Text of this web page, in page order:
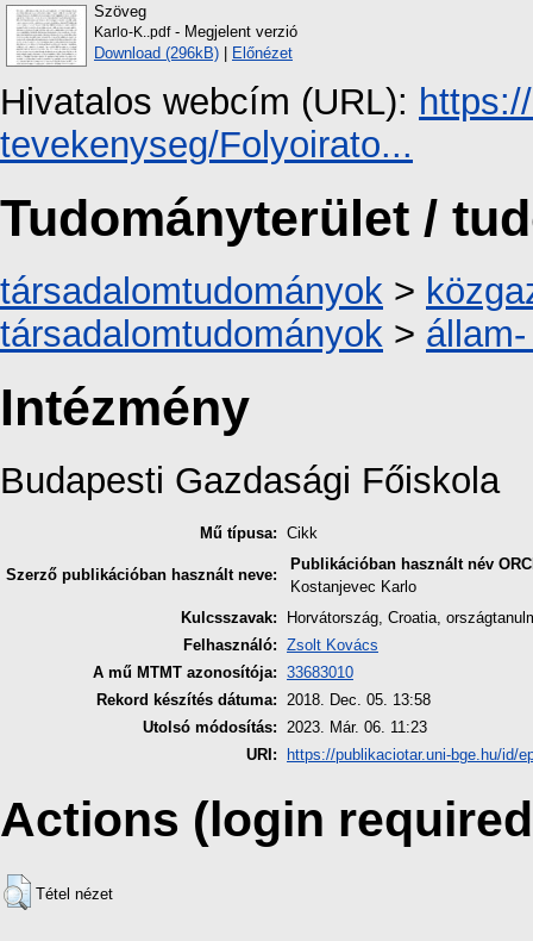
Szöveg
Karlo-K..pdf- Megjelent verzió
Download (296kB) | Előnézet
Hivatalos webcím (URL):
tevekenyseg/Folyoirato...
Tudományterület /
társadalomtudományok >
társadalomtudományok >
Intézmény
Budapesti Gazdasági Főiskola
Mű típusa: Cikk
Szerző publikációban használt neve:
Publikációban használt név
Kostanjevec Karlo
Kulcsszavak:
Horvátország, Croatia,
Felhasználó: Zsolt Kovács
A mű MTMT azonosítója: 33683010
Rekord készítés dátuma:
2018. Dec. 05. 13:58
Utolsó módosítás:
2023. Már. 06. 11:23
URI:
https://publikaciotar.uni-bge.hu/id/
Actions (login
Tétel nézet